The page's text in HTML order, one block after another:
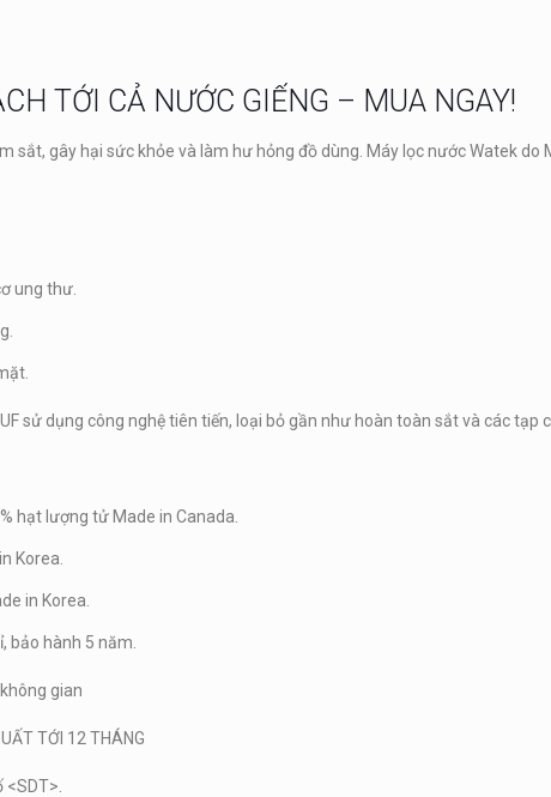
TỚI CẢ NƯỚC GIẾNG – MUA NGAY!
sắt, gây hại sức khỏe và làm hư hỏng đồ dùng. Máy lọc nước Watek do
ung thư.
sử dụng công nghệ tiên tiến, loại bỏ gần như hoàn toàn sắt và các tạp
hạt lượng tử Made in Canada.
Korea.
in Korea.
bảo hành 5 năm.
gian
TỚI 12 THÁNG